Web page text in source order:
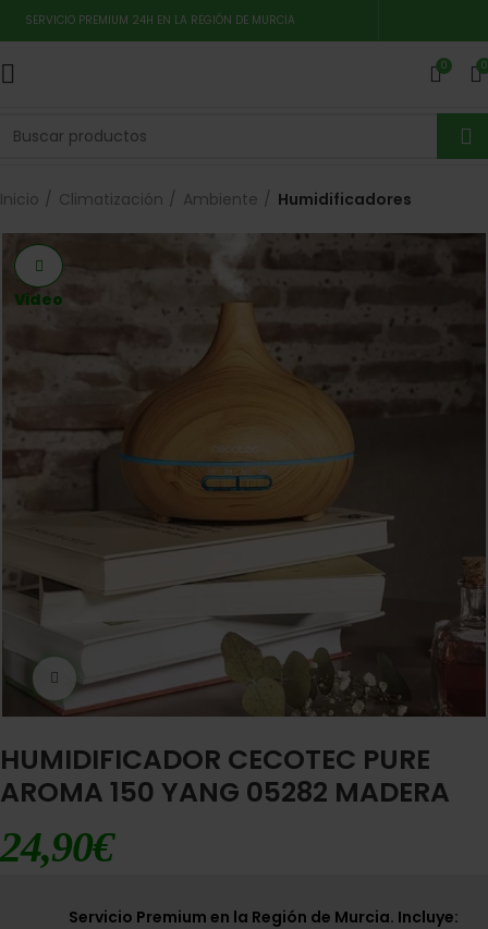
SERVICIO PREMIUM 24H EN LA REGIÓN DE MURCIA
0 0
Inicio Climatización Ambiente Humidificadores
Ampliar imágen
Video
HUMIDIFICADOR CECOTEC PURE
AROMA 150 YANG 05282 MADERA
24,90€
Servicio Premium en la Región de Murcia. Incluye: